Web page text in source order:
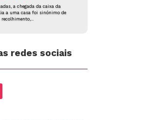
a chegada da caixa da
a uma casa foi sinónimo de
recolhimento,...
redes sociais